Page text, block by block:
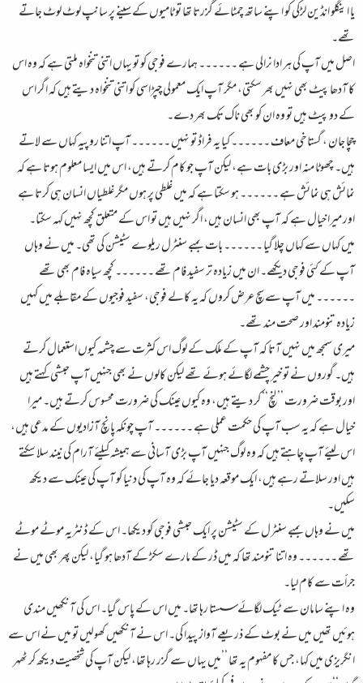
یا اینگلو انڈین لڑکی کو اپنے ساتھ چمٹائے گزرتا تھا تو ٹامیوں کے سینے پر سانپ لوٹ لوٹ جاتے
تھے۔
اصل میں آپ کی ہر ادا نرالی ہے ۔۔۔۔۔۔ ہمارے فوجی کو تو یہاں اتنی تنخواہ ملتی ہے کہ وہ اس
کا آدھا پیٹ بھی نہیں بھر سکتی، مگر آپ ایک معمولی چپڑاسی کو اتنی تنخواہ دیتے ہیں کہ اگر اس
کے دو پیٹ ہیں تو وہ ان کو بھی ناک تک بھر دے۔
چچا جان ، گستاخی معاف ۔۔۔۔۔۔ کیا یہ فراڈ تو نہیں ۔۔۔۔۔۔ آپ اتنا روپیہ کہاں سے لاتے
ہیں۔ چھوٹا منہ اور بڑی بات ہے، لیکن آپ جو کام کرتے ہیں، اس میں ایسا معلوم ہوتا ہے کہ
نمائش ہی نمائش ہے ۔۔۔۔۔۔ ہو سکتا ہے کہ میں غلطی پر ہوں مگر غلطیاں انسان ہی کرتا ہے
اور میرا خیال ہے کہ آپ بھی انسان ہیں، اگر نہیں ہیں تو اس کے متعلق کچھ نہیں کہہ سکتا۔
میں کہاں سے کہاں چلا گیا ۔۔۔۔۔۔ بات بمبے سنٹرل ریلوے سٹیشن کی تھی۔ میں نے وہاں
آپ کے کئی فوجی دیکھے۔ ان میں زیادہ تر سفید فام تھے ۔۔۔۔۔۔ کچھ سیاہ فام بھی تھے
۔۔۔۔۔۔ میں آپ سے سچ عرض کروں کہ یہ کالے فوجی، سفید فوجیوں کے مقابلے میں کہیں
زیادہ تنومند اور صحت مند تھے۔
میری سمجھ میں نہیں آتا کہ آپ کے ملک کے لوگ اس کثرت سے چشمہ کیوں استعمال کرتے
ہیں۔ گوروں نے تو خیر چشمے لگائے ہوئے تھے لیکن کالوں نے بھی جنہیں آپ حبشی کہتے ہیں
اور بوقت ضرورت ’’لنچ‘‘ کر دیتے ہیں، وہ کیوں عینک کی ضرورت محسوس کرتے ہیں۔ میرا
خیال ہے کہ یہ سب آپ کی حکمت عملی ہے ۔۔۔۔۔۔ آپ چونکہ پانچ آزادیوں کے مدعی ہیں،
اس لیئے آپ چاہتے ہیں کہ وہ لوگ جنہیں آپ بڑی آسانی سے ہمیشہ کیلئے آرام کی نیند سلا سکتے
ہیں اور سلاتے رہے ہیں، ایک موقعہ دیا جائے کہ وہ آپ کی دنیا کو آپ کی عینک سے دیکھ
سکیں۔
میں نے وہاں بمبے سنٹرل کے سٹیشن پر ایک حبشی فوجی کو دیکھا۔ اس کے ڈنٹریہ موٹے موٹے
تھے ۔۔۔۔۔۔ وہ اتنا تنومند تھا کہ میں ڈر کے مارے سکڑ کے آدھا ہو گیا، لیکن پھر بھی میں نے
جرأت سے کام لیا۔
وہ اپنے سامان سے ٹیک لگائے سستا رہا تھا۔ میں اس کے پاس گیا۔ اس کی آنکھیں مندی
ہوئیں تھیں میں نے بوٹ کے ذریعے آواز پیدا کی۔ اس نے آنکھیں کھولیں تو میں نے اس سے
انگریزی میں کہا، جس کا مفہوم یہ تھا ’’میں یہاں سے گزر رہا تھا، لیکن آپ کی شخصیت دیکھ کر ٹھہر